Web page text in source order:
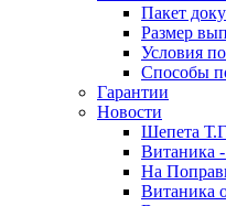
Пакет
Размер
Условия
Способы
Гарантии
Новости
Шепета
Витаника
На
Витаника